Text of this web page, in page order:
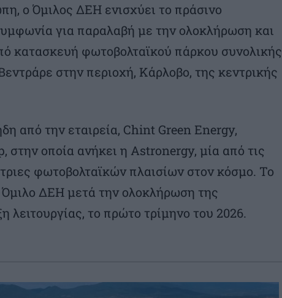
ο Όμιλος ΔΕΗ ενισχύει το πράσινο
για παραλαβή με την ολοκλήρωση και
κατασκευή φωτοβολταϊκού πάρκου συνολικής
στην περιοχή, Κάρλοβο, της κεντρικής
από την εταιρεία, Chint Green Energy,
στην οποία ανήκει η Astronergy, μία από τις
φωτοβολταϊκών πλαισίων στον κόσμο. Το
ΔΕΗ μετά την ολοκλήρωση της
λειτουργίας, το πρώτο τρίμηνο του 2026.